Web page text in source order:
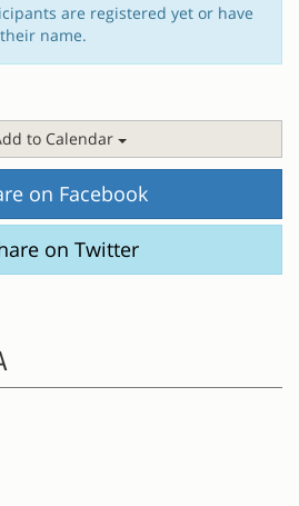
are registered yet or have
name.
to Calendar
on Facebook
on Twitter